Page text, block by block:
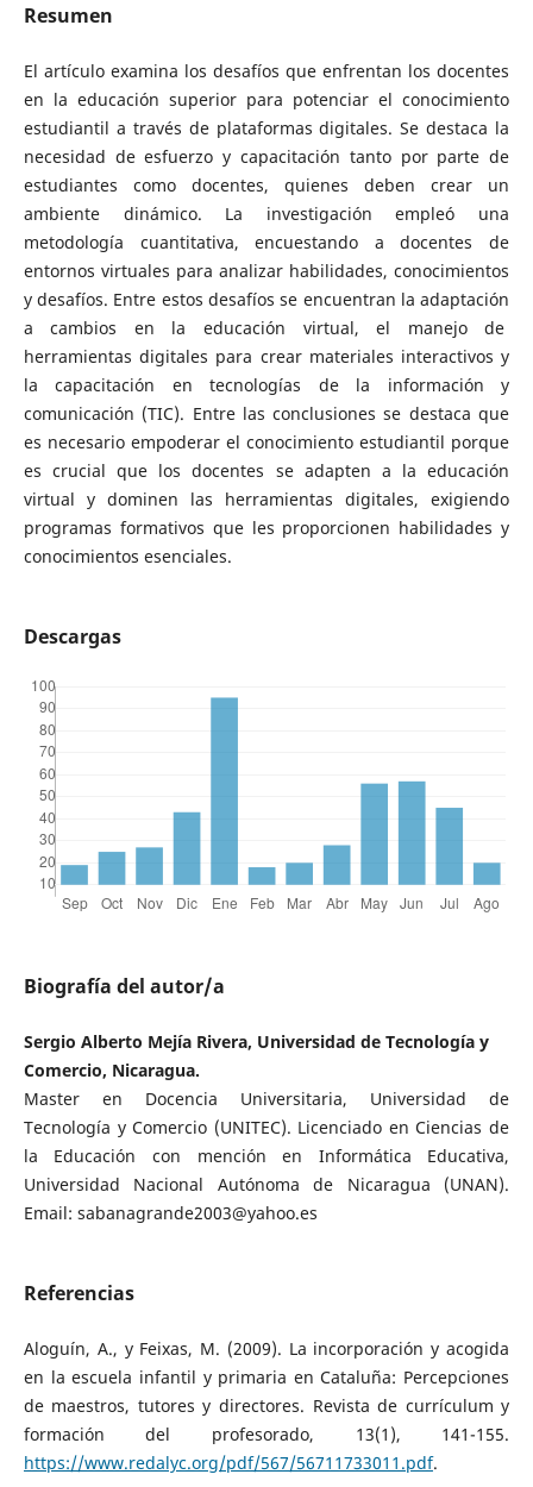
Resumen
El artículo examina los desafíos que enfrentan los docentes
en la educación superior para potenciar el conocimiento
estudiantil a través de plataformas digitales. Se destaca la
necesidad de esfuerzo y capacitación tanto por parte de
estudiantes como docentes, quienes deben crear un
ambiente dinámico. La investigación empleó una
metodología cuantitativa, encuestando a docentes de
entornos virtuales para analizar habilidades, conocimientos
y desafíos. Entre estos desafíos se encuentran la adaptación
a cambios en la educación virtual, el manejo de
herramientas digitales para crear materiales interactivos y
la capacitación en tecnologías de la información y
comunicación (TIC). Entre las conclusiones se destaca que
es necesario empoderar el conocimiento estudiantil porque
es crucial que los docentes se adapten a la educación
virtual y dominen las herramientas digitales, exigiendo
programas formativos que les proporcionen habilidades y
conocimientos esenciales.
Descargas
Biografía del autor/a
Sergio Alberto Mejía Rivera, Universidad de Tecnología y
Comercio, Nicaragua.
Master en Docencia Universitaria, Universidad de
Tecnología y Comercio (UNITEC). Licenciado en Ciencias de
la Educación con mención en Informática Educativa,
Universidad Nacional Autónoma de Nicaragua (UNAN).
Email: sabanagrande2003@yahoo.es
Referencias
Aloguín, A., y Feixas, M. (2009). La incorporación y acogida
en la escuela infantil y primaria en Cataluña: Percepciones
de maestros, tutores y directores. Revista de currículum y
formación del profesorado, 13(1), 141-155.
https://www.redalyc.org/pdf/567/56711733011.pdf.